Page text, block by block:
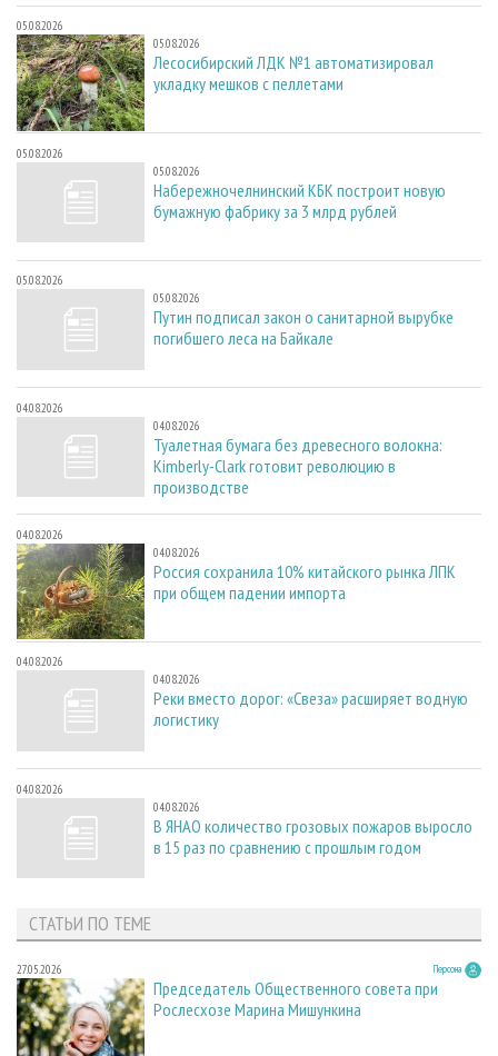
05.08.2026
05.08.2026
Лесосибирский ЛДК №1 автоматизировал
укладку мешков с пеллетами
05.08.2026
05.08.2026
Набережночелнинский КБК построит новую
бумажную фабрику за 3 млрд рублей
05.08.2026
05.08.2026
Путин подписал закон о санитарной вырубке
погибшего леса на Байкале
04.08.2026
04.08.2026
Туалетная бумага без древесного волокна:
Kimberly-Clark готовит революцию в
производстве
04.08.2026
04.08.2026
Россия сохранила 10% китайского рынка ЛПК
при общем падении импорта
04.08.2026
04.08.2026
Реки вместо дорог: «Свеза» расширяет водную
логистику
04.08.2026
04.08.2026
В ЯНАО количество грозовых пожаров выросло
в 15 раз по сравнению с прошлым годом
СТАТЬИ ПО ТЕМЕ
27.05.2026 Персона
Председатель Общественного совета при
Рослесхозе Марина Мишункина